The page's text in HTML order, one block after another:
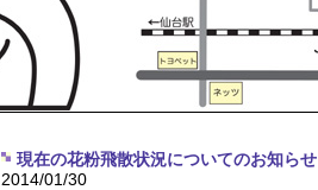
現在の花粉飛散状況についてのお知らせ
2014/01/30